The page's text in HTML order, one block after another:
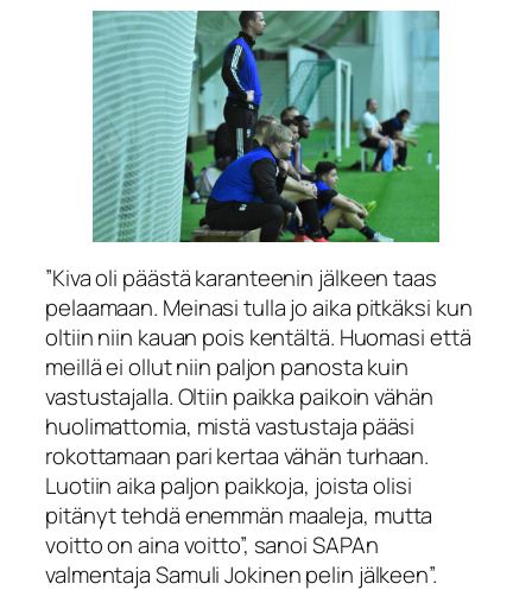
”Kiva oli päästä karanteenin jälkeen taas
pelaamaan. Meinasi tulla jo aika pitkäksi kun
oltiin niin kauan pois kentältä. Huomasi että
meillä ei ollut niin paljon panosta kuin
vastustajalla. Oltiin paikka paikoin vähän
huolimattomia, mistä vastustaja pääsi
rokottamaan pari kertaa vähän turhaan.
Luotiin aika paljon paikkoja, joista olisi
pitänyt tehdä enemmän maaleja, mutta
voitto on aina voitto”, sanoi SAPAn
valmentaja Samuli Jokinen pelin jälkeen”.